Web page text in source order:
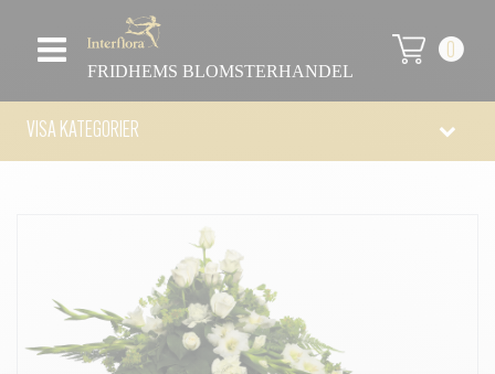
FRIDHEMS BLOMSTERHANDEL
0
VISA KATEGORIER